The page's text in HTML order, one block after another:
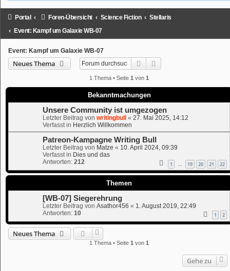
Portal Foren-Übersicht Science Fiction
Stellaris
Event: Kampf um Galaxie WB-07
Event: Kampf um Galaxie WB-07
Neues Thema Suche
1 Thema • Seite1 von1
Bekanntmachungen
Unsere Community ist umgezogen
Letzter Beitrag von writingbull « 27. Mai 2025, 14:12
Verfasst in Herzlich Willkommen
Patreon-Kampagne Writing Bull
Letzter Beitrag von Matze « 10. April 2024, 09:39
Verfasst in Dies und das
Antworten: 212 1 19 20 21 22
Themen
[WB-07] Siegerehrung
Letzter Beitrag von Asathor456 « 1. August 2019, 22:49
Antworten: 10 1 2
Neues Thema
1 Thema • Seite1 von1
Gehe zu